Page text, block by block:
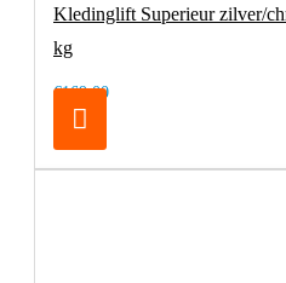
Kledinglift Superieur zilver/
kg
€169,00